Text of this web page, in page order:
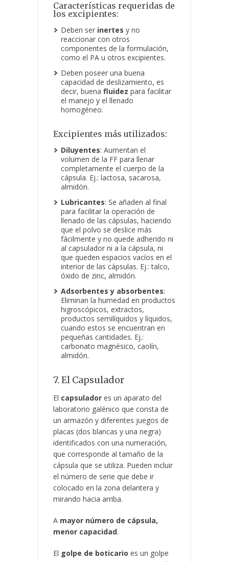
Características requeridas de
los excipientes:
Deben ser inertes y no
reaccionar con otros
componentes de la formulación,
como el PA u otros excipientes.
Deben poseer una buena
capacidad de deslizamiento, es
decir, buena fluidez para facilitar
el manejo y el llenado
homogéneo.
Excipientes más utilizados:
Diluyentes: Aumentan el
volumen de la FF para llenar
completamente el cuerpo de la
cápsula. Ej.: lactosa, sacarosa,
almidón.
Lubricantes: Se añaden al final
para facilitar la operación de
llenado de las cápsulas, haciendo
que el polvo se deslice más
fácilmente y no quede adherido ni
al capsulador ni a la cápsula, ni
que queden espacios vacíos en el
interior de las cápsulas. Ej.: talco,
óxido de zinc, almidón.
Adsorbentes y absorbentes:
Eliminan la humedad en productos
higroscópicos, extractos,
productos semilíquidos y líquidos,
cuando estos se encuentran en
pequeñas cantidades. Ej.:
carbonato magnésico, caolín,
almidón.
7. El Capsulador
El capsulador es un aparato del
laboratorio galénico que consta de
un armazón y diferentes juegos de
placas (dos blancas y una negra)
identificados con una numeración,
que corresponde al tamaño de la
cápsula que se utiliza. Pueden incluir
el número de serie que debe ir
colocado en la zona delantera y
mirando hacia arriba.
A mayor número de cápsula,
menor capacidad.
El golpe de boticario es un golpe